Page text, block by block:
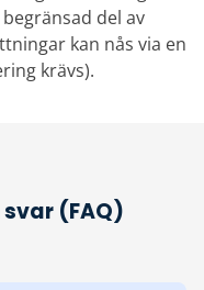
del av
kan nås via en
krävs).
(FAQ)